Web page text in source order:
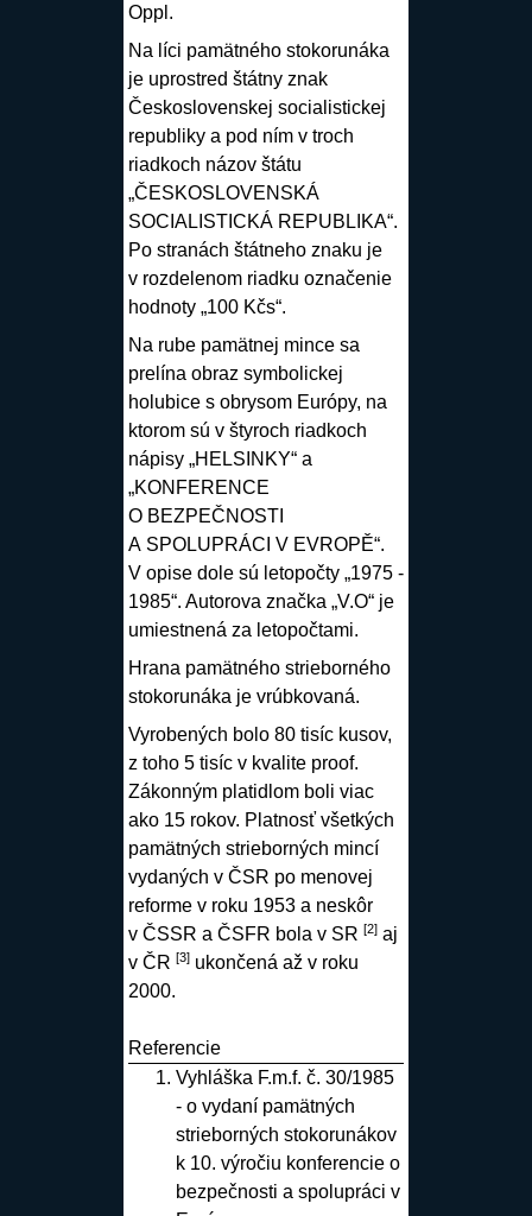
Oppl .
Na líci pamätného stokorunáka
je uprostred štátny znak
Československej socialistickej
republiky a pod ním v troch
riadkoch názov štátu
„ČESKOSLOVENSKÁ
SOCIALISTICKÁ REPUBLIKA“.
Po stranách štátneho znaku je
v rozdelenom riadku označenie
hodnoty „100 Kčs“.
Na rube pamätnej mince sa
prelína obraz symbolickej
holubice s obrysom Európy, na
ktorom sú v štyroch riadkoch
nápisy „HELSINKY“ a
„KONFERENCE
O BEZPEČNOSTI
A SPOLUPRÁCI V EVROPĚ“.
V opise dole sú letopočty „1975 -
1985“. Autorova značka „V.O“ je
umiestnená za letopočtami.
Hrana pamätného strieborného
stokorunáka je vrúbkovaná.
Vyrobených bolo 80 tisíc kusov,
z toho 5 tisíc v kvalite proof.
Zákonným platidlom boli viac
ako 15 rokov. Platnosť všetkých
pamätných strieborných mincí
vydaných v ČSR po menovej
reforme v roku 1953 a neskôr
v ČSSR a ČSFR bola v SR [2]aj
v ČR [3]ukončená až v roku
2000.
Referencie
Vyhláška F.m.f. č. 30/1985
- o vydaní pamätných
strieborných stokorunákov
k 10. výročiu konferencie o
bezpečnosti a spolupráci v